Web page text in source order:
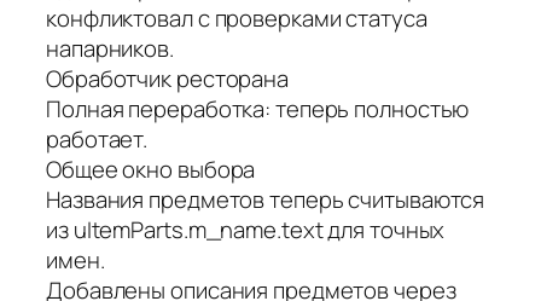
конфликтовал с проверками статуса
напарников.
Обработчик ресторана
Полная переработка: теперь полностью
работает.
Общее окно выбора
Названия предметов теперь считываются
из uItemParts.m_name.text для точных
имен.
Добавлены описания предметов через